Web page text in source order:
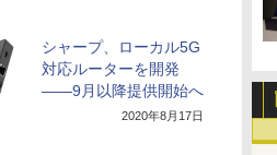
シャープ、ローカル5G
対応ルーターを開発
――9月以降提供開始へ
2020年8月17日